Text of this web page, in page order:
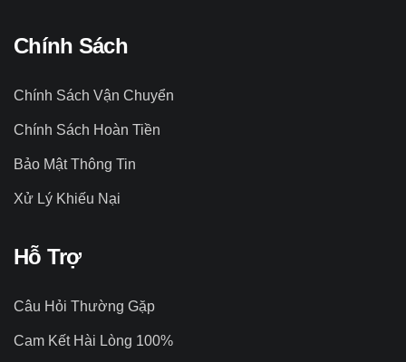
Chính Sách
Chính Sách Vận Chuyển
Chính Sách Hoàn Tiền
Bảo Mật Thông Tin
Xử Lý Khiếu Nại
Hỗ Trợ
Câu Hỏi Thường Gặp
Cam Kết Hài Lòng 100%